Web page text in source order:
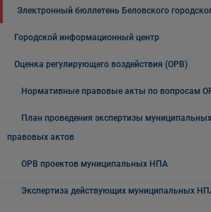
Электронный бюллетень Беловского
Городской информационный центр
Оценка регулирующего воздействия (ОРВ)
Нормативные правовые акты по вопросам
План проведения экспертизы
правовых актов
ОРВ проектов муниципальных НПА
Экспертиза действующих муниципальных